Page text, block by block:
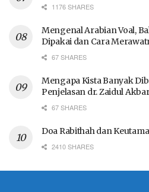
1176 SHARES
Mengenal Arabian Voal,
Dipakai dan Cara
67 SHARES
Mengapa Kista Banyak
Penjelasan dr. Zaidul
67 SHARES
Doa Rabithah dan
2410 SHARES